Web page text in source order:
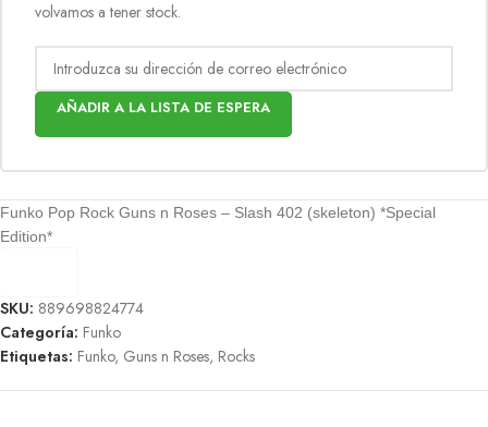
volvamos a tener stock.
AÑADIR A LA LISTA DE ESPERA
Funko Pop Rock Guns n Roses – Slash 402 (skeleton) *Special
Edition*
SKU: 889698824774
Categoría: Funko
Etiquetas: Funko, Guns n Roses, Rocks